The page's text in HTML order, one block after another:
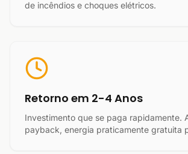
de incêndios e choques elétricos.
Retorno em 2-4 Anos
Investimento que se paga rapidamente.
payback, energia praticamente gratuita